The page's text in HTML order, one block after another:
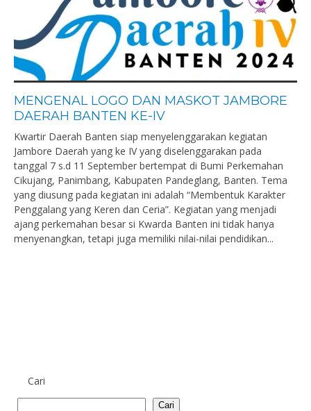
MENGENAL LOGO DAN MASKOT JAMBORE
DAERAH BANTEN KE-IV
Kwartir Daerah Banten siap menyelenggarakan kegiatan
Jambore Daerah yang ke IV yang diselenggarakan pada
tanggal 7 s.d 11 September bertempat di Bumi Perkemahan
Cikujang, Panimbang, Kabupaten Pandeglang, Banten. Tema
yang diusung pada kegiatan ini adalah “Membentuk Karakter
Penggalang yang Keren dan Ceria”. Kegiatan yang menjadi
ajang perkemahan besar si Kwarda Banten ini tidak hanya
menyenangkan, tetapi juga memiliki nilai-nilai pendidikan...
Cari
Cari